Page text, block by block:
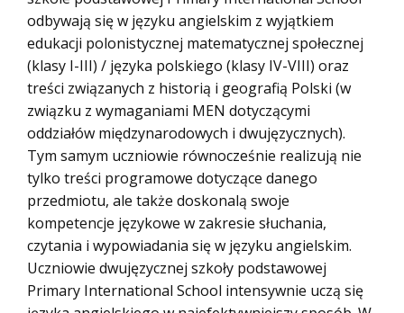
odbywają się w języku angielskim z wyjątkiem
edukacji polonistycznej matematycznej społecznej
(klasy I-III) / języka polskiego (klasy IV-VIII) oraz
treści związanych z historią i geografią Polski (w
związku z wymaganiami MEN dotyczącymi
oddziałów międzynarodowych i dwujęzycznych).
Tym samym uczniowie równocześnie realizują nie
tylko treści programowe dotyczące danego
przedmiotu, ale także doskonalą swoje
kompetencje językowe w zakresie słuchania,
czytania i wypowiadania się w języku angielskim.
Uczniowie dwujęzycznej szkoły podstawowej
Primary International School intensywnie uczą się